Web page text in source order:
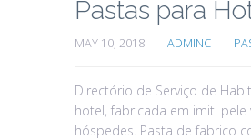
Pastas para
MAY 10, 2018 ADMINC
Directório de Serviço de
hotel, fabricada em imit.
hóspedes. Pasta de fabrico